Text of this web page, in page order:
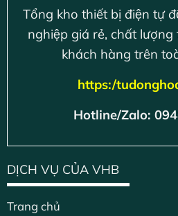
Tổng kho thiết bị điện tự
nghiệp giá rẻ, chất
khách hàng trên
https:/
Hotline/Zalo:
DỊCH VỤ CỦA VHB
Trang chủ